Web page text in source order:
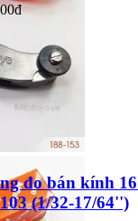
đo bán kính
(1/32-17/64'')